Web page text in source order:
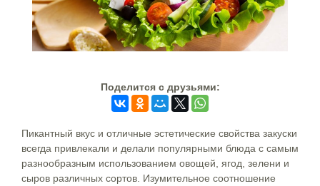
Поделится c друзьями:
Пикантный вкус и отличные эстетические свойства закуски
всегда привлекали и делали популярными блюда с самым
разнообразным использованием овощей, ягод, зелени и
сыров различных сортов. Изумительное соотношение